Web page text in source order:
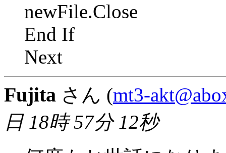
newFile.Close
End If
Next
Fujita さん (mt3-
日 18時 57分 12秒